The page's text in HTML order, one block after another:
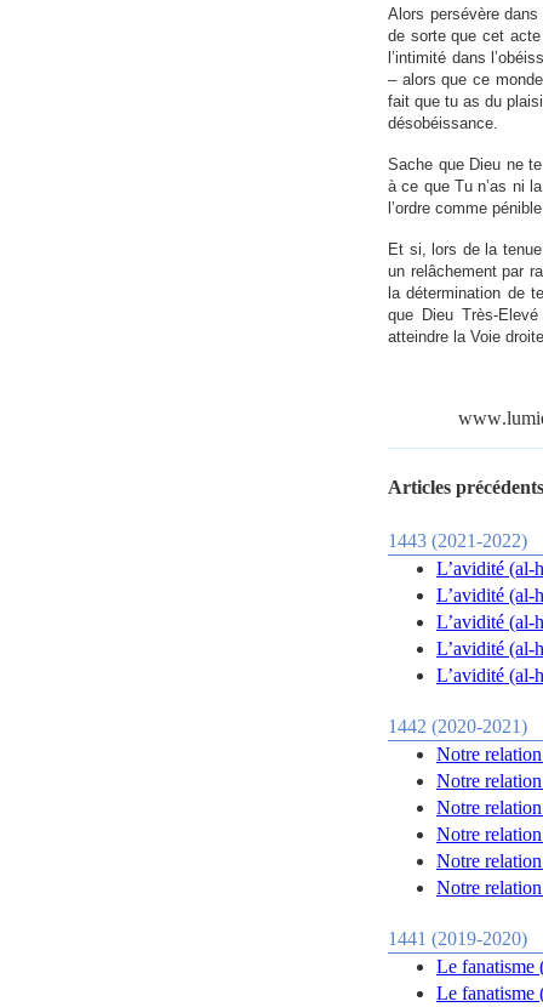
Alors persévère
de sorte que cet
l’intimité dans
– alors que ce
fait que tu as du
désobéissance.
Sache que Dieu ne
à ce que Tu n’as ni
l’ordre comme
Et si, lors de la
un relâchement par
la détermination de
que Dieu Très-
atteindre la Voie
www.
Articles
1443 (2021-2022)
1442 (2020-2021)
Notre
Notre
Notre
Notre
Notre
Notre
1441 (2019-2020)
Le fanatisme
Le fanatisme